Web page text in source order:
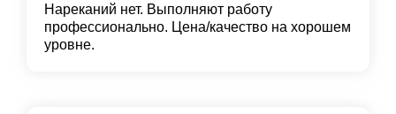
Нареканий нет. Выполняют работу
профессионально. Цена/качество на хорошем
уровне.